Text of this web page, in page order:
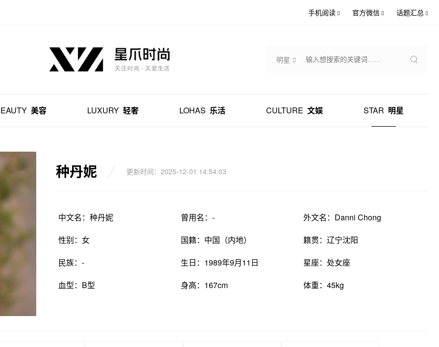
手机阅读 官方微信 话题汇总
明星
美容 LUXURY 轻奢 LOHAS 乐活 CULTURE 文娱 STAR 明星
种丹妮 更新时间：2025-12-01 14:54:03
中文名：种丹妮 曾用名：-
外文名：Danni Chong
性别：女
国籍：中国（内地）
籍贯：辽宁沈阳
民族：-
生日：1989年9月11日
星座：处女座
血型：B型
身高：167cm 体重：45kg